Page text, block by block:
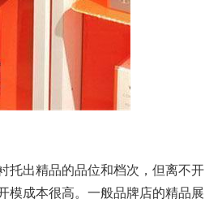
托出精品的品位和档次，但离不开
模成本很高。一般品牌店的精品展